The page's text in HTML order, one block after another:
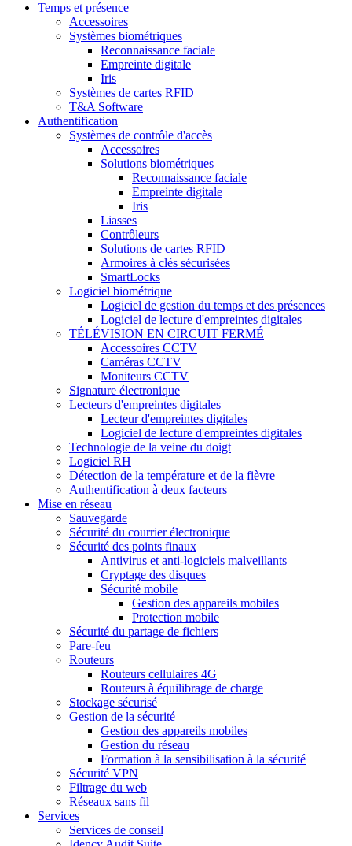
Temps et présence
Accessoires
Systèmes biométriques
Reconnaissance faciale
Empreinte digitale
Iris
Systèmes de cartes RFID
T&A Software
Authentification
Systèmes de contrôle d'accès
Accessoires
Solutions biométriques
Reconnaissance faciale
Empreinte digitale
Iris
Liasses
Contrôleurs
Solutions de cartes RFID
Armoires à clés sécurisées
SmartLocks
Logiciel biométrique
Logiciel de gestion du temps et des présences
Logiciel de lecture d'empreintes digitales
TÉLÉVISION EN CIRCUIT FERMÉ
Accessoires CCTV
Caméras CCTV
Moniteurs CCTV
Signature électronique
Lecteurs d'empreintes digitales
Lecteur d'empreintes digitales
Logiciel de lecture d'empreintes digitales
Technologie de la veine du doigt
Logiciel RH
Détection de la température et de la fièvre
Authentification à deux facteurs
Mise en réseau
Sauvegarde
Sécurité du courrier électronique
Sécurité des points finaux
Antivirus et anti-logiciels malveillants
Cryptage des disques
Sécurité mobile
Gestion des appareils mobiles
Protection mobile
Sécurité du partage de fichiers
Pare-feu
Routeurs
Routeurs cellulaires 4G
Routeurs à équilibrage de charge
Stockage sécurisé
Gestion de la sécurité
Gestion des appareils mobiles
Gestion du réseau
Formation à la sensibilisation à la sécurité
Sécurité VPN
Filtrage du web
Réseaux sans fil
Services
Services de conseil